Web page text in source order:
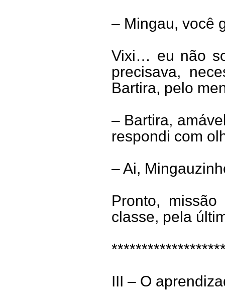
– Mingau, você
Vixi… eu não
precisava,
Bartira, pelo
– Bartira,
respondi com
– Ai,
Pronto,
classe, pela
III – O